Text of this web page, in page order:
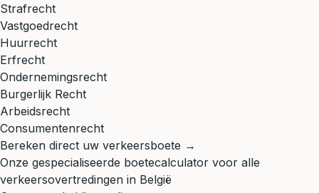
Strafrecht
Vastgoedrecht
Huurrecht
Erfrecht
Ondernemingsrecht
Burgerlijk Recht
Arbeidsrecht
Consumentenrecht
Bereken direct uw verkeersboete →
Onze gespecialiseerde boetecalculator voor alle
verkeersovertredingen in België